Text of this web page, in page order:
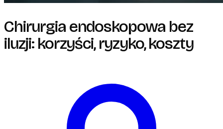
Chirurgia endoskopowa bez
iluzji: korzyści, ryzyko, koszty